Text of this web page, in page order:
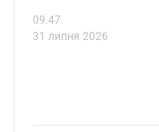
09.47
31 липня 2026